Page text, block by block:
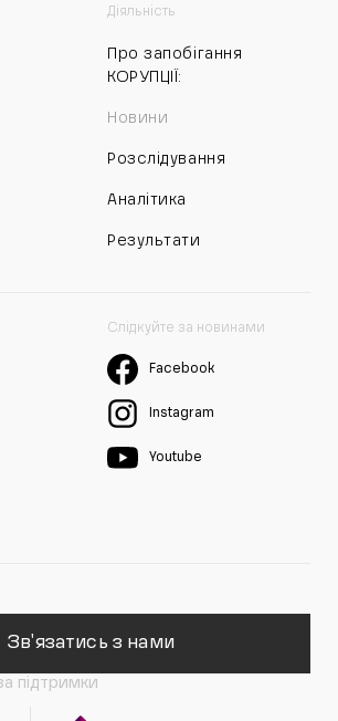
Діяльність
Про запобігання
КОРУПЦІЇ:
Новини
Розслідування
Аналітика
Результати
Слідкуйте за новинами
Facebook
Instagram
Youtube
Зв'язатись з нами
підтримки